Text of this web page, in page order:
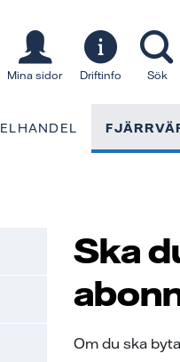
Mina sidor Driftinfo Sök
ELHANDEL
Ska
Om du ska